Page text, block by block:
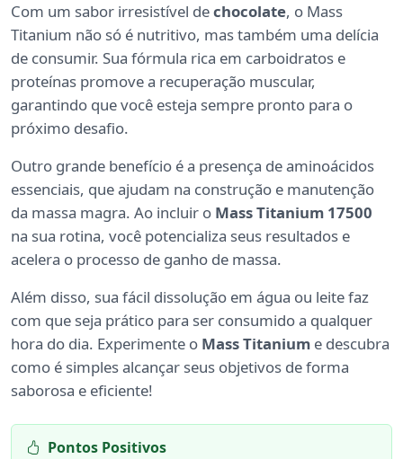
Com um sabor irresistível dechocolate, o Mass
Titanium não só é nutritivo, mas também uma delícia
de consumir. Sua fórmula rica em carboidratos e
proteínas promove a recuperação muscular,
garantindo que você esteja sempre pronto para o
próximo desafio.
Outro grande benefício é a presença de aminoácidos
essenciais, que ajudam na construção e manutenção
da massa magra. Ao incluir o Mass Titanium 17500
na sua rotina, você potencializa seus resultados e
acelera o processo de ganho de massa.
Além disso, sua fácil dissolução em água ou leite faz
com que seja prático para ser consumido a qualquer
hora do dia. Experimente o Mass Titanium e descubra
como é simples alcançar seus objetivos de forma
saborosa e eficiente!
Pontos Positivos